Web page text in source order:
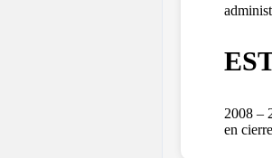
2008 –
en